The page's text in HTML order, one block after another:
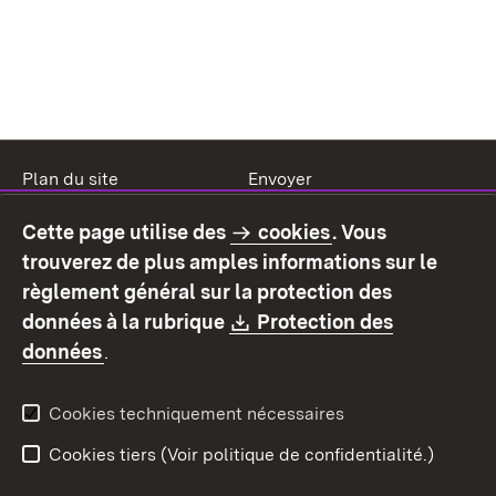
Plan du site
Envoyer
Mode d'emploi
Déclaration sur
l'accessibilité
Contact
Signaler un lien brisé
Cette page utilise des cookies. Vous
trouverez de plus amples informations sur le
règlement général sur la protection des
données à la rubrique
Download:
Protection des
données.
Cookies techniquement nécessaires
Cookies tiers (Voir politique de confidentialité.)